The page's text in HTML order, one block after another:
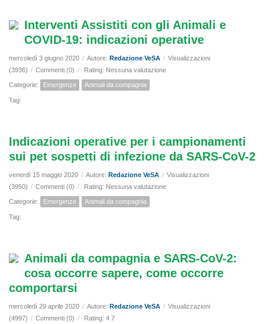
Interventi Assistiti con gli Animali e
COVID-19: indicazioni operative
mercoledì 3 giugno 2020 / Autore: Redazione VeSA / Visualizzazioni
(3936) / Commenti (0) / Rating: Nessuna valutazione
Categorie: Emergenze Animali da compagnia
Tag:
Indicazioni operative per i campionamenti
sui pet sospetti di infezione da SARS-CoV-2
venerdì 15 maggio 2020 / Autore: Redazione VeSA / Visualizzazioni
(3950) / Commenti (0) / Rating: Nessuna valutazione
Categorie: Emergenze Animali da compagnia
Tag:
Animali da compagnia e SARS-CoV-2:
cosa occorre sapere, come occorre
comportarsi
mercoledì 29 aprile 2020 / Autore: Redazione VeSA / Visualizzazioni
(4997) / Commenti (0) / Rating: 4.7